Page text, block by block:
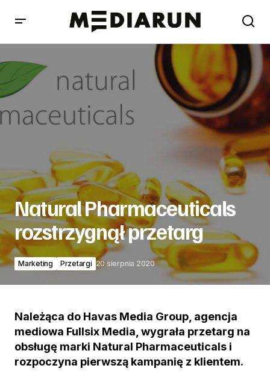
Natural Pharmaceuticals rozstrzygnął przetarg
Natural Pharmaceuticals
rozstrzygnął przetarg
Marketing Przetargi 20 sierpnia 2020
Należąca do Havas Media Group, agencja
mediowa Fullsix Media, wygrała przetarg na
obsługę marki Natural Pharmaceuticals i
rozpoczyna pierwszą kampanię z klientem.